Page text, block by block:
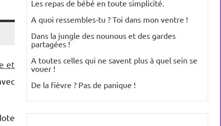
et
Les repas de bébé en toute simplicité.
A quoi ressembles-tu ? Toi dans mon ventre !
Dans la jungle des nounous et des gardes
partagées !
A toutes celles qui ne savent plus à quel sein se
vouer !
De la fièvre ? Pas de panique !